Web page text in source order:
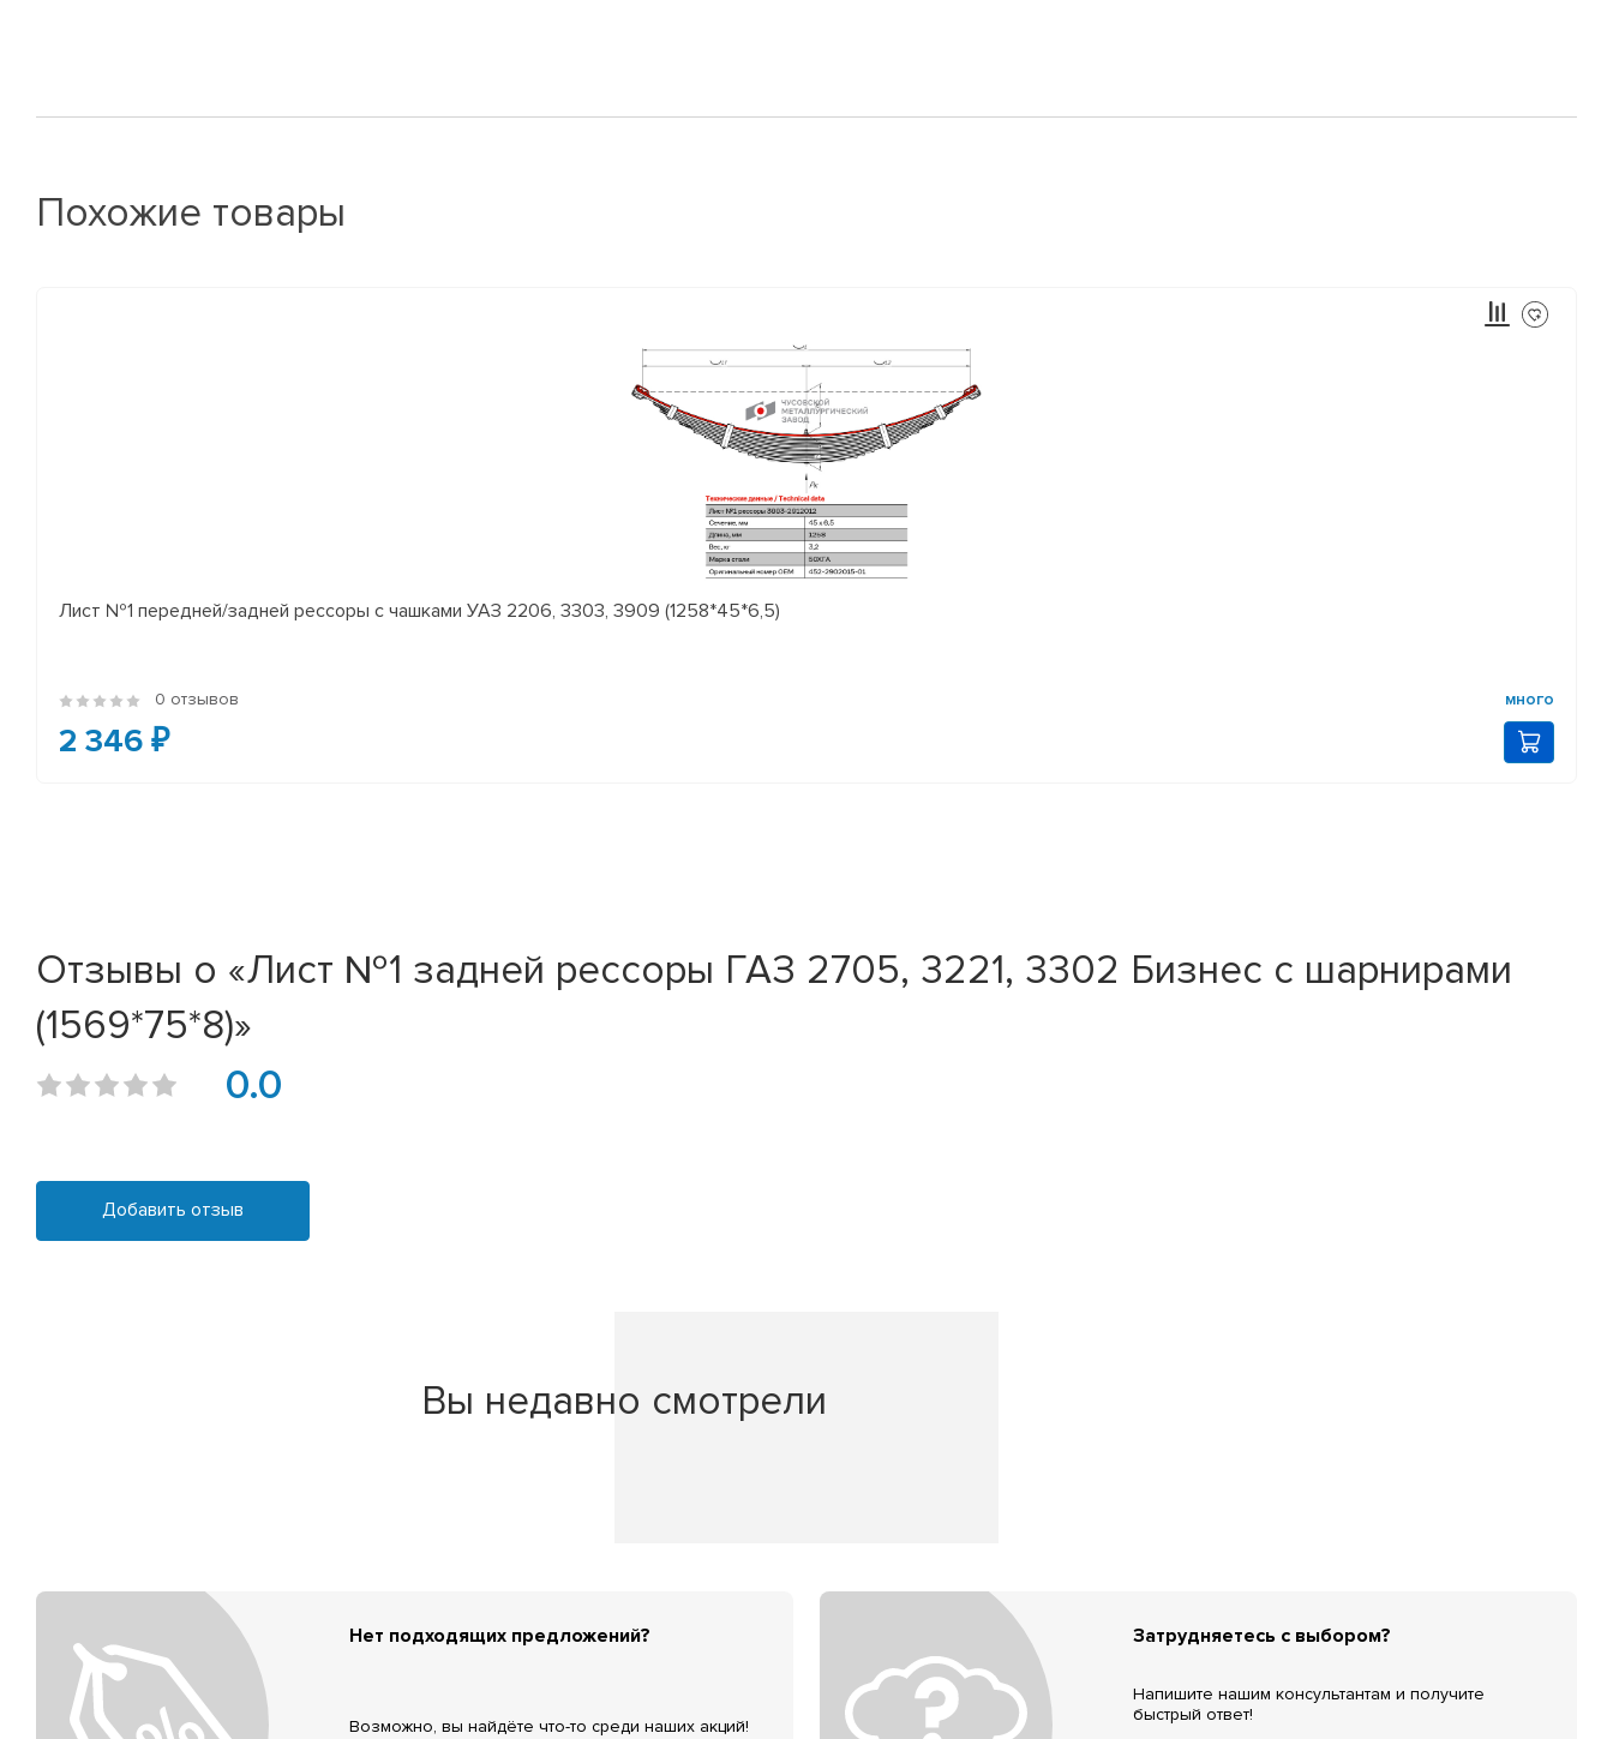
Похожие товары
Лист №1 передней/задней рессоры с чашками УАЗ 2206, 3303, 3909 (1258*45*6,5)
0 отзывов много
2 346 ₽
Отзывы о «Лист №1 задней рессоры ГАЗ 2705, 3221, 3302 Бизнес с шарнирами
(1569*75*8)»
0.0
Добавить отзыв
Вы недавно смотрели
Нет подходящих предложений?
Возможно, вы найдёте что-то среди наших акций!
Затрудняетесь с выбором?
Напишите нашим консультантам и получите
быстрый ответ!